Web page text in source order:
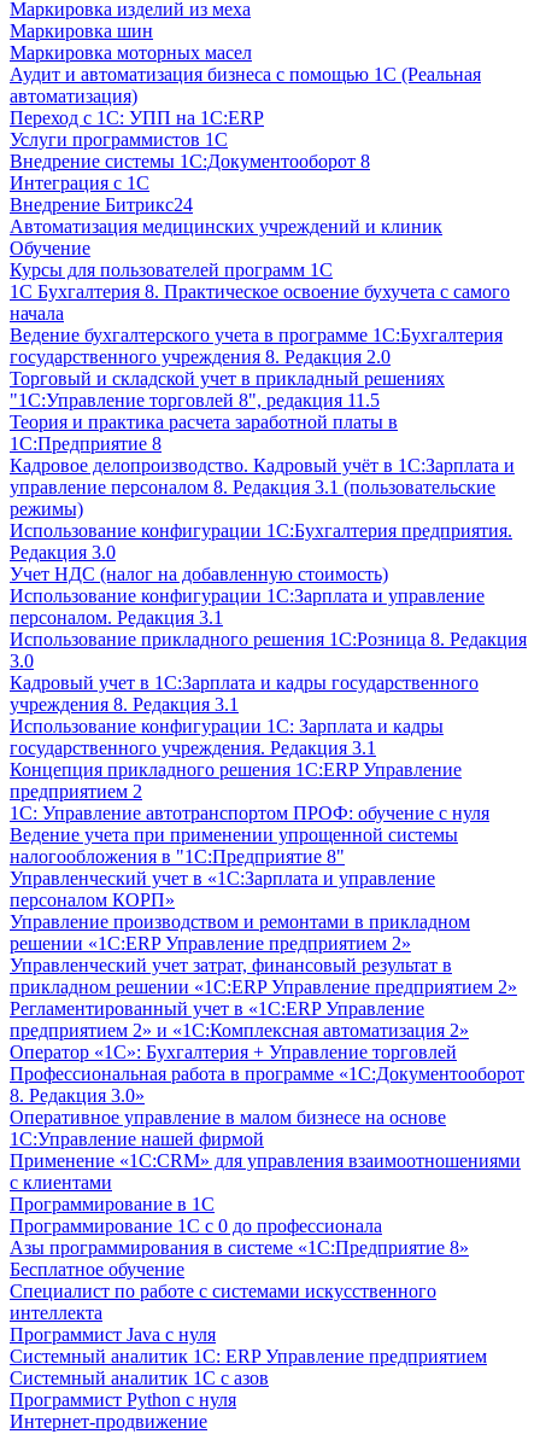
Маркировка изделий из меха
Маркировка шин
Маркировка моторных масел
Аудит и автоматизация бизнеса с помощью 1С (Реальная
автоматизация)
Переход с 1С: УПП на 1С:ERP
Услуги программистов 1С
Внедрение системы 1С:Документооборот 8
Интеграция с 1С
Внедрение Битрикс24
Автоматизация медицинских учреждений и клиник
Обучение
Курсы для пользователей программ 1С
1С Бухгалтерия 8. Практическое освоение бухучета с самого
начала
Ведение бухгалтерского учета в программе 1С:Бухгалтерия
государственного учреждения 8. Редакция 2.0
Торговый и складской учет в прикладный решениях
"1С:Управление торговлей 8", редакция 11.5
Теория и практика расчета заработной платы в
1С:Предприятие 8
Кадровое делопроизводство. Кадровый учёт в 1С:Зарплата и
управление персоналом 8. Редакция 3.1 (пользовательские
режимы)
Использование конфигурации 1С:Бухгалтерия предприятия.
Редакция 3.0
Учет НДС (налог на добавленную стоимость)
Использование конфигурации 1С:Зарплата и управление
персоналом. Редакция 3.1
Использование прикладного решения 1С:Розница 8. Редакция
3.0
Кадровый учет в 1С:Зарплата и кадры государственного
учреждения 8. Редакция 3.1
Использование конфигурации ‎1С: Зарплата и кадры
государственного учреждения. Редакция 3.1
Концепция прикладного решения 1С:ERP Управление
предприятием 2
1С: Управление автотранспортом ПРОФ: обучение с нуля
Ведение учета при применении упрощенной системы
налогообложения в "1С:Предприятие 8"
Управленческий учет в «1C:Зарплата и управление
персоналом КОРП»
Управление производством и ремонтами в прикладном
решении «1С:ERP Управление предприятием 2»
Управленческий учет затрат, финансовый результат в
прикладном решении «1С:ERP Управление предприятием 2»
Регламентированный учет в «1С:ERP Управление
предприятием 2» и «1С:Комплексная автоматизация 2»
Оператор «1С»: Бухгалтерия + Управление торговлей
Профессиональная работа в программе «1С:Документооборот
8. Редакция 3.0»
Оперативное управление в малом бизнесе на основе
1С:Управление нашей фирмой
Применение «1С:CRM» для управления взаимоотношениями
с клиентами
Программирование в 1С
Программирование 1С с 0 до профессионала
Азы программирования в системе «1С:Предприятие 8»
Бесплатное обучение
Специалист по работе с системами искусственного
интеллекта
Программист Java с нуля
Системный аналитик 1С: ERP Управление предприятием
Системный аналитик 1С с азов
Программист Python с нуля
Интернет-продвижение